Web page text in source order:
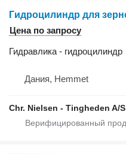
Цена по запросу
Гидравлика - гидроцилиндр
Дания, Hemmet
Chr. Nielsen - Tingheden A/S